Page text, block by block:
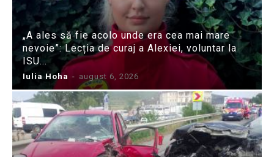
„A ales să fie acolo unde era cea mai mare
nevoie”: Lecția de curaj a Alexiei, voluntar la
ISU...
Iulia Hoha - august 6, 2026